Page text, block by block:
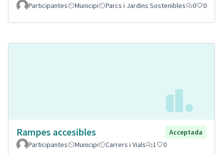
Participantes Municipi Parcs i Jardins Sostenibles 0 0
Rampes accesibles
Acceptada
Participantes
Municipi Carrers i Vials 1 0